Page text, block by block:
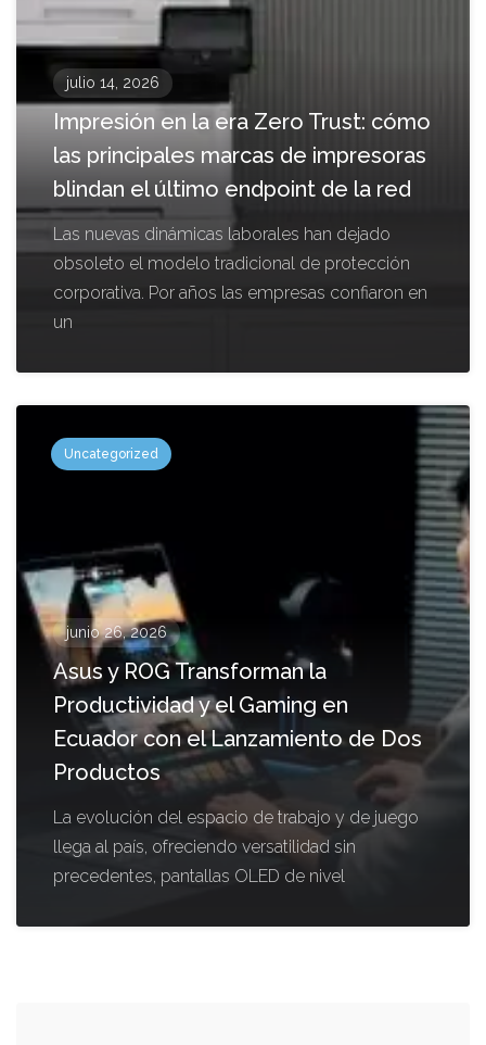
julio 14, 2026
Impresión en la era Zero Trust: cómo
las principales marcas de impresoras
blindan el último endpoint de la red
Las nuevas dinámicas laborales han dejado
obsoleto el modelo tradicional de protección
corporativa. Por años las empresas confiaron en
un
Uncategorized
junio 26, 2026
Asus y ROG Transforman la
Productividad y el Gaming en
Ecuador con el Lanzamiento de Dos
Productos
La evolución del espacio de trabajo y de juego
llega al país, ofreciendo versatilidad sin
precedentes, pantallas OLED de nivel